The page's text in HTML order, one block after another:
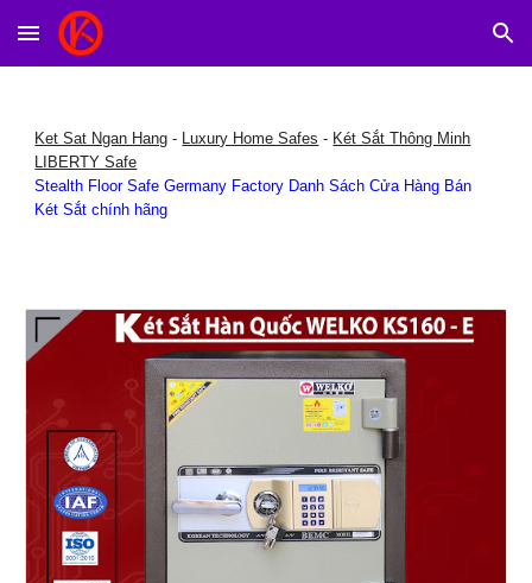
Skip to main content Skip to navigation
Ket Sat Ngan Hang - Luxury Home Safes - Két Sắt Thông Minh
LIBERTY Safe
Stealth Floor Safe Germany Factory Danh Sách Cửa Hàng Bán
Két Sắt chính hãng